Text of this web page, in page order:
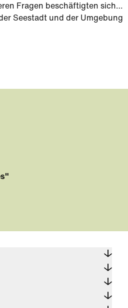
Fragen beschäftigten sich
Seestadt und der Umgebung